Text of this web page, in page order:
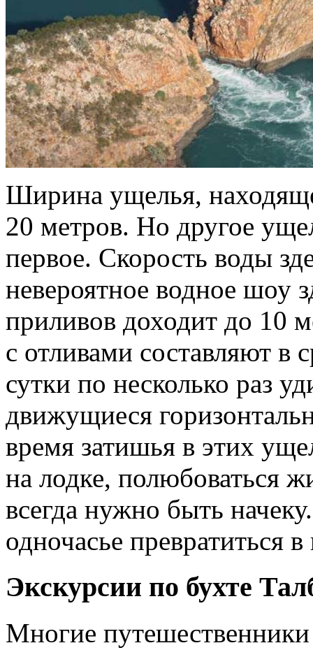
Ширина ущелья,
20 метров. Но другое
первое. Скорость воды
невероятное водное шоу
приливов доходит до 10
с отливами составляют в
сутки по несколько раз
движущиеся
время затишья в этих
на лодке, полюбоваться
всегда нужно быть
одночасье превратиться
Экскурсии по бухте
Многие